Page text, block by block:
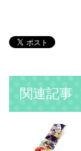
関連記事